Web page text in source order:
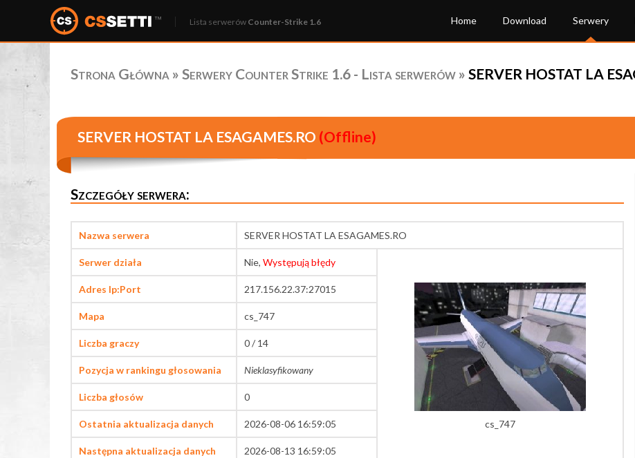
Lista serwerów Counter-Strike 1.6 Home Download Serwery
Strona Główna » Serwery Counter Strike 1.6 - Lista serwerów » SERVER HOSTAT LA
SERVER HOSTAT LA ESAGAMES.RO (Offline)
Szczegóły serwera:
Nazwa serwera SERVER HOSTAT LA ESAGAMES.RO
Serwer działa Nie, Występują błędy
cs_747
Adres Ip:Port 217.156.22.37:27015
Mapa cs_747
Liczba graczy 0 / 14
Pozycja w rankingu głosowania Nieklasyfikowany
Liczba głosów 0
Ostatnia aktualizacja danych 2026-08-06 16:59:05
Następna aktualizacja danych 2026-08-13 16:59:05